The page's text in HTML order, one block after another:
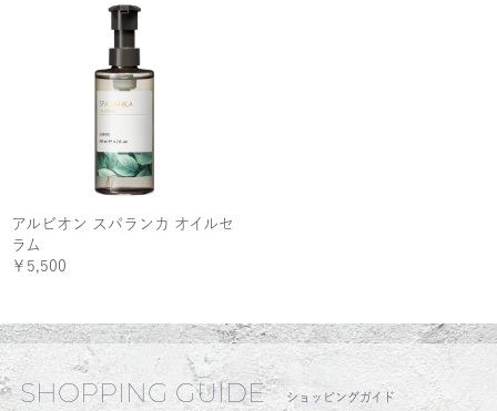
アルビオン スパランカ オイルセ
ラム
￥5,500
SHOPPING GUIDE ショッピングガイド